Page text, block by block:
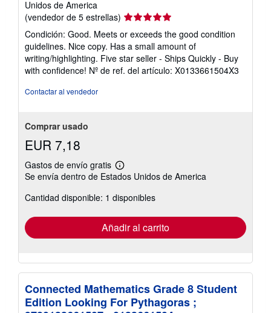
e
e
n
í
o
Unidos de America
(vendedor de 5 estrellas) Calificación
vendedor:
5
de
5
Condición: Good. Meets or exceeds the good condition
guidelines. Nice copy. Has a small amount of
writing/highlighting. Five star seller - Ships Quickly - Buy
with confidence! Nº de ref. del artículo: X0133661504X3
Contactar al vendedor
Comprar usado
EUR 7,18
Gastos de envío gratis
Más
información
las
tarifas
envío
Se envía dentro de Estados Unidos de America
Cantidad disponible: 1 disponibles
Añadir al carrito
Connected Mathematics Grade 8 Student
Edition Looking For Pythagoras ;